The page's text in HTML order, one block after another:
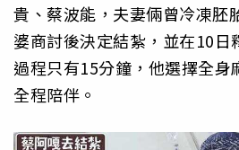
貴、蔡波能，夫妻倆曾冷凍胚
婆商討後決定結紮，並在10日
過程只有15分鐘，他選擇全身
全程陪伴。